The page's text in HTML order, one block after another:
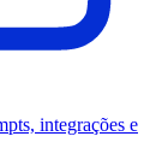
integrações e